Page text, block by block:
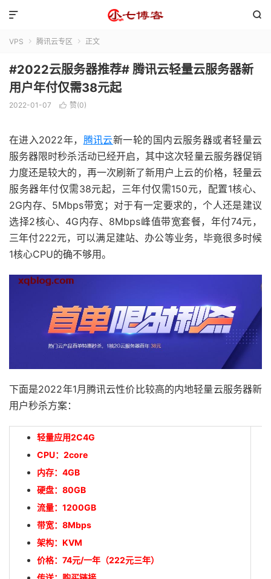


VPS  腾讯云专区  正文
#2022云服务器推荐# 腾讯云轻量云服务器新
用户年付仅需38元起
2022-01-07  赞(0)
在进入2022年， 腾讯云新一轮的国内云服务器或者轻量云
服务器限时秒杀活动已经开启，其中这次轻量云服务器促销
力度还是较大的，再一次刷新了新用户上云的价格，轻量云
服务器年付仅需38元起，三年付仅需150元，配置1核心、
2G内存、5Mbps带宽；对于有一定要求的，个人还是建议
选择2核心、4G内存、8Mbps峰值带宽套餐，年付74元，
三年付222元，可以满足建站、办公等业务，毕竟很多时候
1核心CPU的确不够用。
下面是2022年1月腾讯云性价比较高的内地轻量云服务器新
用户秒杀方案：
轻量应用2C4G
CPU：2core
内存：4GB
硬盘：80GB
流量：1200GB
带宽：8Mbps
架构：KVM
价格： 74元/一年（222元三年）